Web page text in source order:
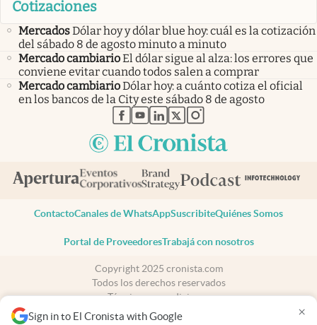
Sign in to El Cronista with Google ×
Cotizaciones
MercadosDólar hoy y dólar blue hoy: cuál es la cotización
del sábado 8 de agosto minuto a minuto
Mercado cambiarioEl dólar sigue al alza: los errores que
conviene evitar cuando todos salen a comprar
Mercado cambiarioDólar hoy: a cuánto cotiza el oficial
en los bancos de la City este sábado 8 de agosto
abre en nueva pestaña
abre en nueva pestaña
abre en nueva pestaña
abre en nueva pestaña
abre en nueva pestaña
ContactoCanales de WhatsAppSuscribiteQuiénes Somos
Portal de ProveedoresTrabajá con nosotros
Copyright 2025 cronista.com
Todos los derechos reservados
Términos y condiciones
Privacidad